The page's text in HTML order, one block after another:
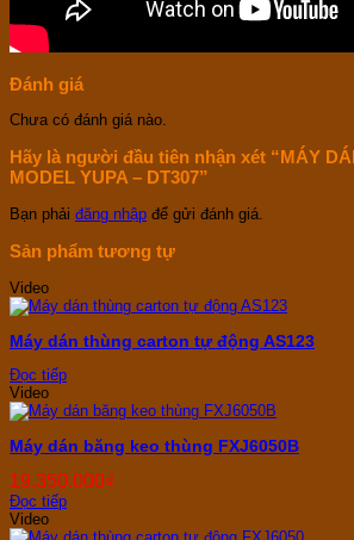
Đánh giá
Chưa có đánh giá nào.
Hãy là người đầu tiên nhận xét “MÁY
MODEL YUPA – DT307”
Bạn phải đăng nhập để gửi đánh giá.
Sản phẩm tương tự
Video
Máy dán thùng carton tự động AS123
Đọc tiếp
Video
Máy dán băng keo thùng FXJ6050B
19.350.000₫
Đọc tiếp
Video